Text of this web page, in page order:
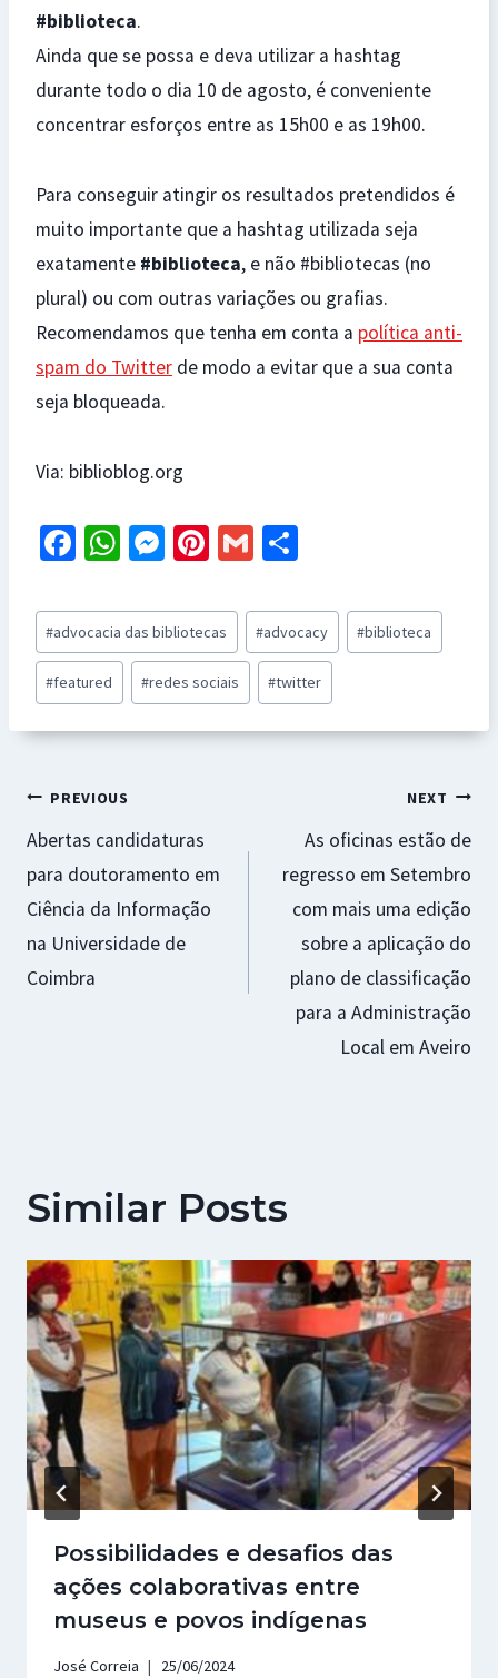
#biblioteca.
Ainda que se possa e deva utilizar a hashtag
durante todo o dia 10 de agosto, é conveniente
concentrar esforços entre as 15h00 e as 19h00.
Para conseguir atingir os resultados pretendidos é
muito importante que a hashtag utilizada seja
exatamente #biblioteca, e não #bibliotecas (no
plural) ou com outras variações ou grafias.
Recomendamos que tenha em conta a política anti-
spam do Twitter de modo a evitar que a sua conta
seja bloqueada.
Via: biblioblog.org
Fa
b
o
o
k
W
at
sA
p
M
se
n
ge
r
Pi
er
es
t
G
ai
l
ar
e
Post
Tags:
#advocacia das bibliotecas #advocacy #biblioteca
#featured #redes sociais #twitter
Navegação
de
artigos
PREVIOUS
Abertas candidaturas
para doutoramento em
Ciência da Informação
na Universidade de
Coimbra
NEXT
As oficinas estão de
regresso em Setembro
com mais uma edição
sobre a aplicação do
plano de classificação
para a Administração
Local em Aveiro
Similar Posts
Possibilidades e desafios das
ações colaborativas entre
museus e povos indígenas
José Correia 25/06/2024